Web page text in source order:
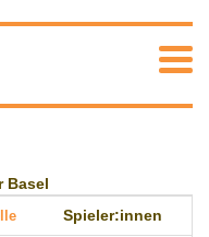
Basel
Spieler:innen